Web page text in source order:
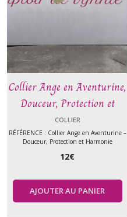
Collier Ange en Aventurine,
Douceur, Protection et
Harmonie
COLLIER
RÉFÉRENCE : Collier Ange en Aventurine –
Douceur, Protection et Harmonie
12€
AJOUTER AU PANIER